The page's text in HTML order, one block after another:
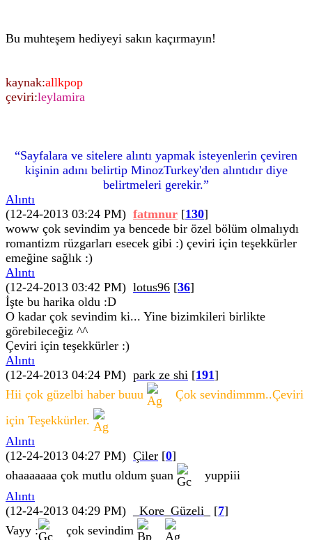
Bu muhteşem hediyeyi sakın kaçırmayın!
kaynak:allkpop
çeviri:leylamira
“Sayfalara ve sitelere alıntı yapmak isteyenlerin çeviren
kişinin adını belirtip MinozTurkey'den alıntıdır diye
belirtmeleri gerekir.”
Alıntı
(12-24-2013 03:24 PM) fatmnur [130]
woww çok sevindim ya bencede bir özel bölüm olmalıydı
romantizm rüzgarları esecek gibi :) çeviri için teşekkürler
emeğine sağlık :)
Alıntı
(12-24-2013 03:42 PM) lotus96 [36]
İşte bu harika oldu :D
O kadar çok sevindim ki... Yine bizimkileri birlikte
görebileceğiz ^^
Çeviri için teşekkürler :)
Alıntı
(12-24-2013 04:24 PM) park ze shi [191]
Hii çok güzelbi haber buuu
Çok sevindimmm..Çeviri
için Teşekkürler.
Alıntı
(12-24-2013 04:27 PM) Çiler [0]
ohaaaaaaa çok mutlu oldum şuan
yuppiii
Alıntı
(12-24-2013 04:29 PM)
_Kore_Güzeli_ [7]
Vayy :
çok sevindim